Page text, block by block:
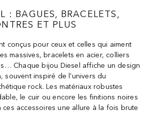
: BAGUES, BRACELETS,
ET PLUS
conçus pour ceux et celles qui aiment
massives, bracelets en acier, colliers
Chaque bijou Diesel affiche un design
souvent inspiré de l’univers du
rock. Les matériaux robustes
le cuir ou encore les finitions noires
ces accessoires une allure à la fois brute